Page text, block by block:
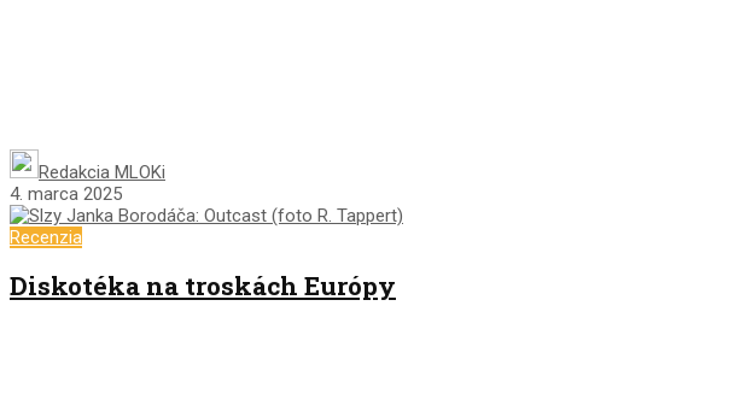
Redakcia MLOKi
4. marca 2025
Recenzia
Diskotéka na troskách Európy